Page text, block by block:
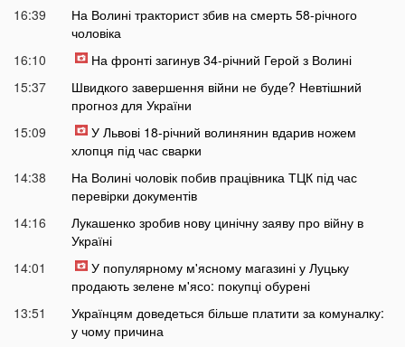
16:39
На Волині тракторист збив на смерть 58-річного
чоловіка
16:10
На фронті загинув 34-річний Герой з Волині
15:37
Швидкого завершення війни не буде? Невтішний
прогноз для України
15:09
У Львові 18-річний волинянин вдарив ножем
хлопця під час сварки
14:38
На Волині чоловік побив працівника ТЦК під час
перевірки документів
14:16
Лукашенко зробив нову цинічну заяву про війну в
Україні
14:01
У популярному м'ясному магазині у Луцьку
продають зелене м'ясо: покупці обурені
13:51
Українцям доведеться більше платити за комуналку:
у чому причина